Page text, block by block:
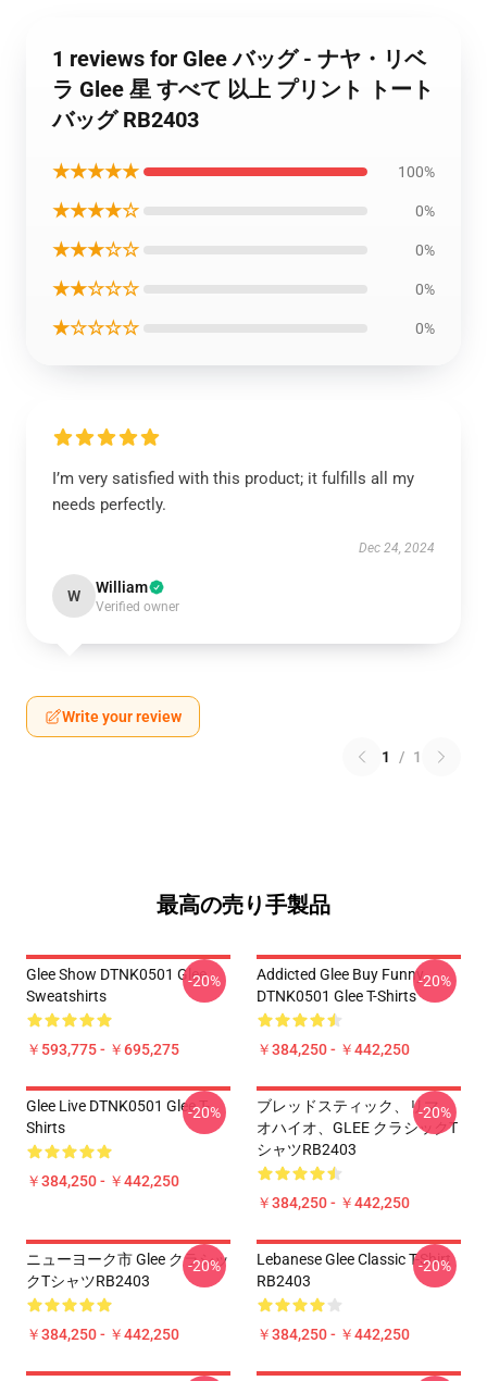
1 reviews for Glee バッグ - ナヤ・リベ
ラ Glee 星 すべて 以上 プリント トート
バッグ RB2403
★★★★★ 100%
★★★★☆ 0%
★★★☆☆ 0%
★★☆☆☆ 0%
★☆☆☆☆ 0%
I’m very satisfied with this product; it fulfills all my
needs perfectly.
Dec 24, 2024
W William
Verified owner
Write your review
1 / 1
最高の売り手製品
Glee Show DTNK0501 Glee
Sweatshirts
￥593,775 - ￥695,275
-20%
Addicted Glee Buy Funny
DTNK0501 Glee T-Shirts
￥384,250 - ￥442,250
-20%
Glee Live DTNK0501 Glee T-
Shirts
￥384,250 - ￥442,250
-20%
ブレッドスティック、リマ、
オハイオ、GLEE クラシックT
シャツRB2403
￥384,250 - ￥442,250
-20%
ニューヨーク市 Glee クラシッ
クTシャツRB2403
￥384,250 - ￥442,250
-20%
Lebanese Glee Classic T-Shirt
RB2403
￥384,250 - ￥442,250
-20%